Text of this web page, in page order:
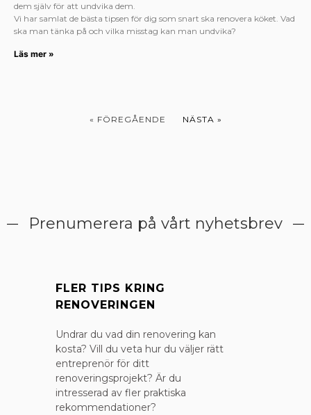
dem själv för att undvika dem.
Vi har samlat de bästa tipsen för dig som snart ska renovera köket. Vad
ska man tänka på och vilka misstag kan man undvika?
Läs mer »
« FÖREGÅENDE NÄSTA »
Prenumerera på vårt nyhetsbrev
FLER TIPS KRING
RENOVERINGEN​
Undrar du vad din renovering kan
kosta? Vill du veta hur du väljer rätt
entreprenör för ditt
renoveringsprojekt? Är du
intresserad av fler praktiska
rekommendationer?